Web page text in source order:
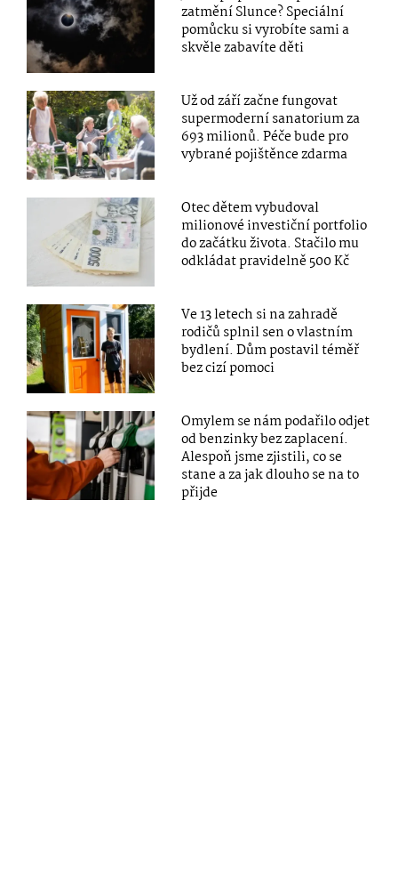
zatmění Slunce? Speciální
pomůcku si vyrobíte sami a
skvěle zabavíte děti
Už od září začne fungovat
supermoderní sanatorium za
693 milionů. Péče bude pro
vybrané pojištěnce zdarma
Otec dětem vybudoval
milionové investiční portfolio
do začátku života. Stačilo mu
odkládat pravidelně 500 Kč
Ve 13 letech si na zahradě
rodičů splnil sen o vlastním
bydlení. Dům postavil téměř
bez cizí pomoci
Omylem se nám podařilo odjet
od benzinky bez zaplacení.
Alespoň jsme zjistili, co se
stane a za jak dlouho se na to
přijde